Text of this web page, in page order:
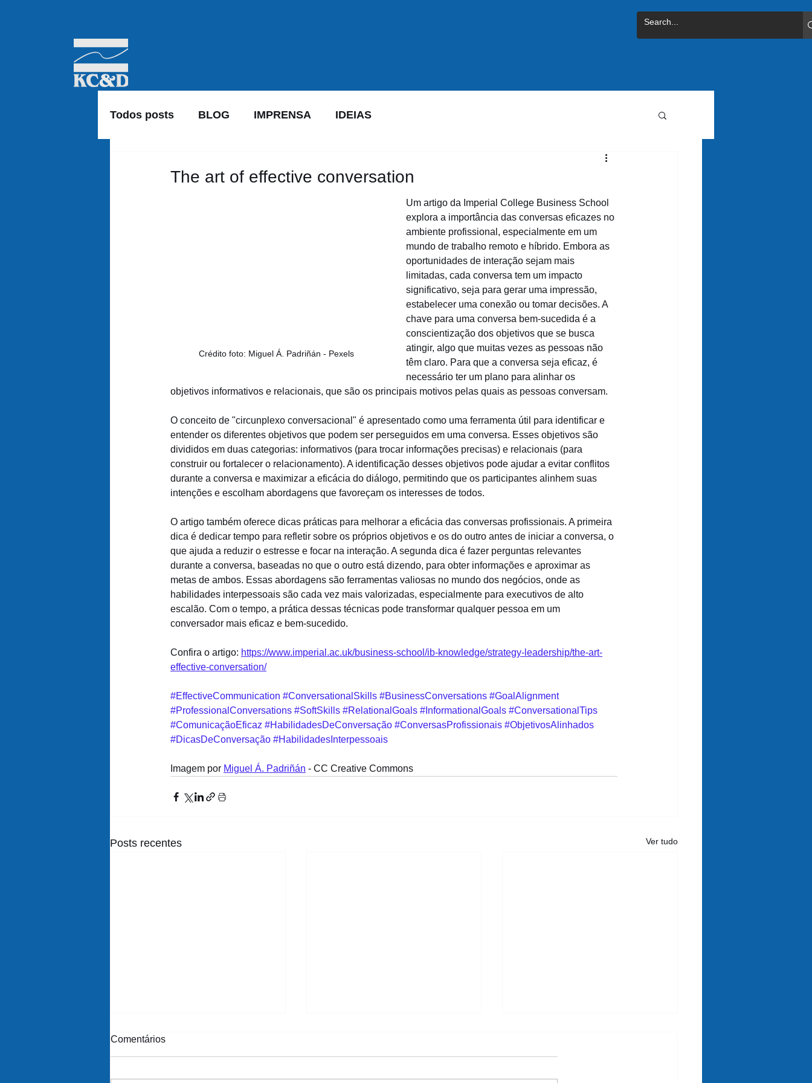
Todos posts BLOG IMPRENSA IDEIAS
The art of effective conversation
Crédito foto: Miguel Á. Padriñán - Pexels
Um artigo da Imperial College Business School
explora a importância das conversas eficazes no
ambiente profissional, especialmente em um
mundo de trabalho remoto e híbrido. Embora as
oportunidades de interação sejam mais
limitadas, cada conversa tem um impacto
significativo, seja para gerar uma impressão,
estabelecer uma conexão ou tomar decisões. A
chave para uma conversa bem-sucedida é a
conscientização dos objetivos que se busca
atingir, algo que muitas vezes as pessoas não
têm claro. Para que a conversa seja eficaz, é
necessário ter um plano para alinhar os
objetivos informativos e relacionais, que são os principais motivos pelas quais as pessoas conversam.
O conceito de "circunplexo conversacional" é apresentado como uma ferramenta útil para identificar e
entender os diferentes objetivos que podem ser perseguidos em uma conversa. Esses objetivos são
divididos em duas categorias: informativos (para trocar informações precisas) e relacionais (para
construir ou fortalecer o relacionamento). A identificação desses objetivos pode ajudar a evitar conflitos
durante a conversa e maximizar a eficácia do diálogo, permitindo que os participantes alinhem suas
intenções e escolham abordagens que favoreçam os interesses de todos.
O artigo também oferece dicas práticas para melhorar a eficácia das conversas profissionais. A primeira
dica é dedicar tempo para refletir sobre os próprios objetivos e os do outro antes de iniciar a conversa, o
que ajuda a reduzir o estresse e focar na interação. A segunda dica é fazer perguntas relevantes
durante a conversa, baseadas no que o outro está dizendo, para obter informações e aproximar as
metas de ambos. Essas abordagens são ferramentas valiosas no mundo dos negócios, onde as
habilidades interpessoais são cada vez mais valorizadas, especialmente para executivos de alto
escalão. Com o tempo, a prática dessas técnicas pode transformar qualquer pessoa em um
conversador mais eficaz e bem-sucedido.
Confira o artigo: https://www.imperial.ac.uk/business-school/ib-knowledge/strategy-leadership/the-art-
effective-conversation/
#EffectiveCommunication #ConversationalSkills #BusinessConversations #GoalAlignment
#ProfessionalConversations #SoftSkills #RelationalGoals #InformationalGoals #ConversationalTips
#ComunicaçãoEficaz #HabilidadesDeConversação #ConversasProfissionais #ObjetivosAlinhados
#DicasDeConversação #HabilidadesInterpessoais
Imagem por Miguel Á. Padriñán - CC Creative Commons
Posts recentes Ver tudo
Comentários